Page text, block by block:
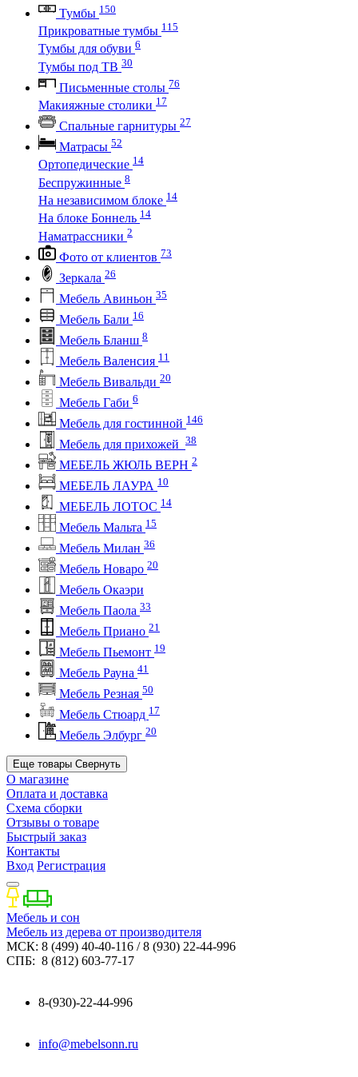
Тумбы 150
Прикроватные тумбы 115
Тумбы для обуви 6
Тумбы под ТВ 30
Письменные столы 76
Макияжные столики 17
Спальные гарнитуры 27
Матрасы 52
Ортопедические 14
Беспружинные 8
На независимом блоке 14
На блоке Боннель 14
Наматрассники 2
Фото от клиентов 73
Зеркала 26
Мебель Авиньон 35
Мебель Бали 16
Мебель Бланш 8
Мебель Валенсия 11
Мебель Вивальди 20
Мебель Габи 6
Мебель для гостинной 146
Мебель для прихожей 38
МЕБЕЛЬ ЖЮЛЬ ВЕРН 2
МЕБЕЛЬ ЛАУРА 10
МЕБЕЛЬ ЛОТОС 14
Мебель Мальта 15
Мебель Милан 36
Мебель Новаро 20
Мебель Окаэри
Мебель Паола 33
Мебель Приано 21
Мебель Пьемонт 19
Мебель Рауна 41
Мебель Резная 50
Мебель Стюард 17
Мебель Элбург 20
Еще товары Свернуть
О магазине
Оплата и доставка
Схема сборки
Отзывы о товаре
Быстрый заказ
Контакты
Вход Регистрация
Мебель и сон
Мебель из дерева от производителя
МСК: 8 (499) 40-40-116 / 8 (930) 22-44-996
СПБ: 8 (812) 603-77-17
8-(930)-22-44-996
info@mebelsonn.ru